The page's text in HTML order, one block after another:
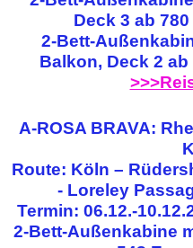
Deck 3 ab
2-Bett-
Balkon, Deck 2
A-ROSA BRAVA:
Route: Köln –
- Loreley
Termin: 06.12.-
2-Bett-Außenkabine